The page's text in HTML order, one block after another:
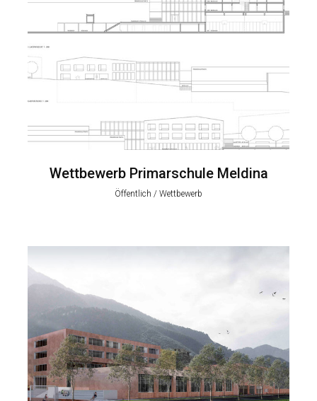
Wettbewerb Primarschule Meldina
Öffentlich / Wettbewerb